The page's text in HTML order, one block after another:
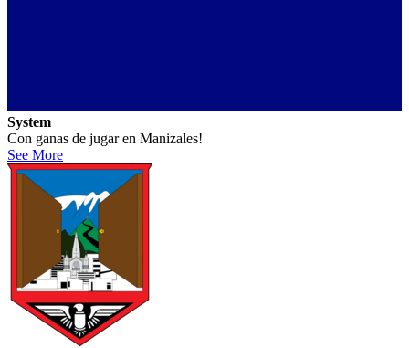
System
Con ganas de jugar en Manizales!
See More